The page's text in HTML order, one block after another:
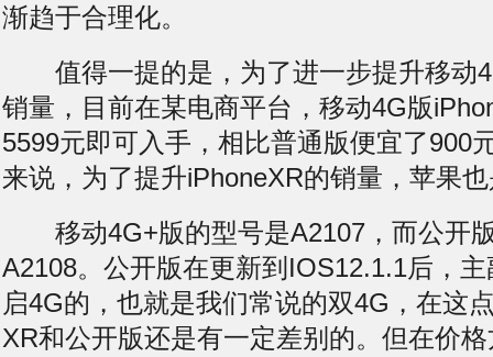
渐趋于合理化。
值得一提的是，为了进一步提升移动
销量，目前在某电商平台，移动4G版
5599元即可入手，相比普通版便宜了900
来说，为了提升iPhoneXR的销量，苹果
移动4G+版的型号是A2107，而公开
A2108。公开版在更新到IOS12.1.1后，
启4G的，也就是我们常说的双4G，在这
XR和公开版还是有一定差别的。但在价